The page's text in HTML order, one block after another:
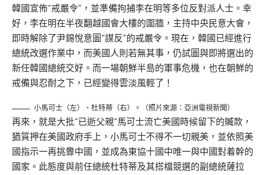
韓國宣佈“戒嚴令”，並準備拘捕李在明等多位反對派人士。幸
好，李在明在半夜翻越國會大樓的圍牆，主持中央民意大會，
即時解除了尹錫悅意圖“謀反”的戒嚴令。現在，韓國已經進行
總統改選作業中，而美國人則若無其事，仍試圖與即將選出的
新任韓國總統交好。而一場朝鮮半島的軍事危機，也在朝鮮的
戒備與忍耐之下，已經變得雲淡風輕了！
小馬可士（左）、杜特蒂（右）。（照片來源：亞洲電視新聞）
再來，就是大批“已逝父親”馬可士流亡美國時候留下的贓款，
猶質押在美國政府手上，小馬可士不得不一切親美，並依照美
國指示一再挑釁中國，並成為東協十國中唯一與中國對着幹的
國家。此態度與前任總統杜特蒂及其搭檔競選的副總統薩拉